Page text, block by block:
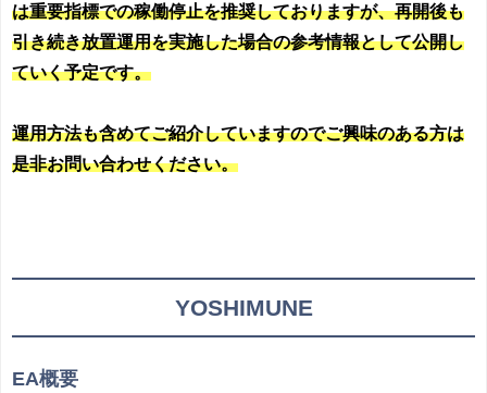
は重要指標での稼働停止を推奨しておりますが、再開後も
引き続き放置運用を実施した場合の参考情報として公開し
ていく予定です。
運用方法も含めてご紹介していますのでご興味のある方は
是非お問い合わせください。
YOSHIMUNE
EA概要